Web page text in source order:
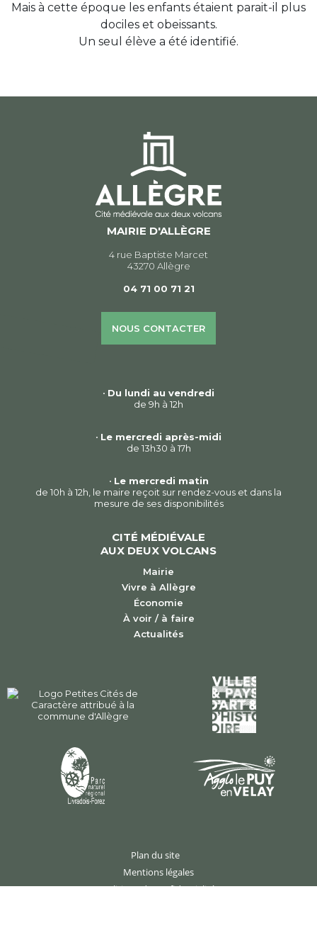
Mais à cette époque les enfants étaient parait-il plus
dociles et obeissants.
Un seul élève a été identifié.
MAIRIE D'ALLÈGRE
4 rue Baptiste Marcet
43270 Allègre
04 71 00 71 21
NOUS CONTACTER
• Du lundi au vendredi
de 9h à 12h
• Le mercredi après-midi
de 13h30 à 17h
• Le mercredi matin
de 10h à 12h, le maire reçoit sur rendez-vous et dans la
mesure de ses disponibilités
CITÉ MÉDIÉVALE
AUX DEUX VOLCANS
Mairie
Vivre à Allègre
Économie
À voir / à faire
Actualités
Plan du site
Mentions légales
Politique de confidentialité